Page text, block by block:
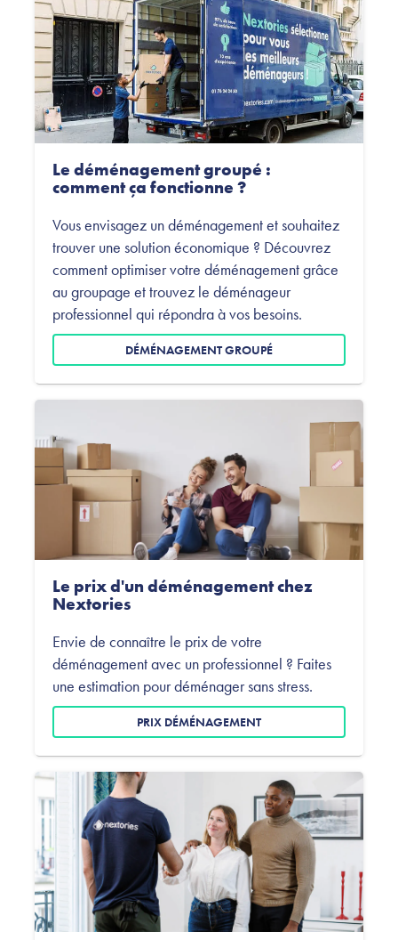
Le déménagement groupé :
comment ça fonctionne ?
Vous envisagez un déménagement et souhaitez
trouver une solution économique ? Découvrez
comment optimiser votre déménagement grâce
au groupage et trouvez le déménageur
professionnel qui répondra à vos besoins.
DÉMÉNAGEMENT GROUPÉ
Le prix d'un déménagement chez
Nextories
Envie de connaître le prix de votre
déménagement avec un professionnel ? Faites
une estimation pour déménager sans stress.
PRIX DÉMÉNAGEMENT